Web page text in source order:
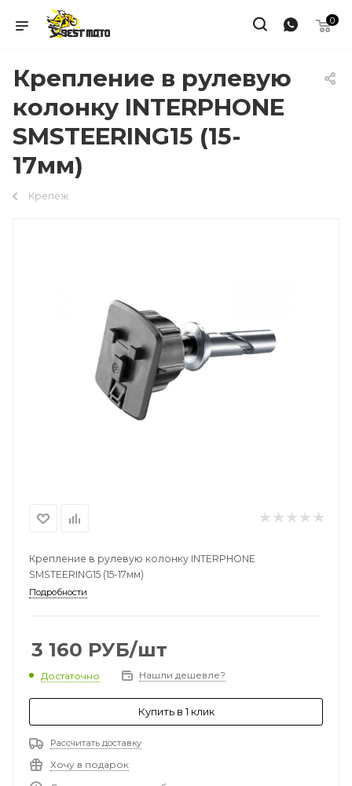
0
Крепление в рулевую
колонку INTERPHONE
SMSTEERING15 (15-
17мм)
Крепёж
Крепление в рулевую колонку INTERPHONE
SMSTEERING15 (15-17мм)
Подробности
3 160 РУБ/шт
Достаточно Нашли дешевле?
Купить в 1 клик
Рассчитать доставку
Хочу в подарок